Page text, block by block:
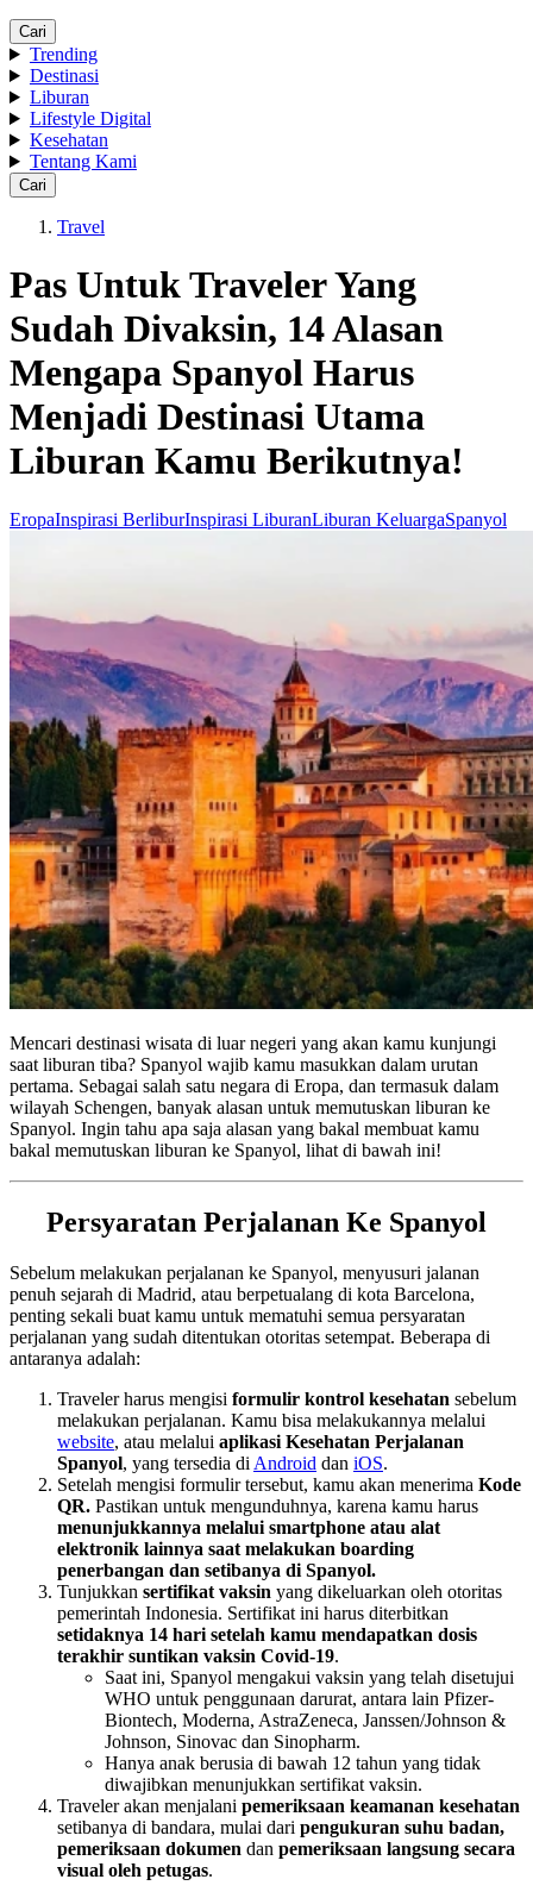
Cari
Trending
Destinasi
Liburan
Lifestyle Digital
Kesehatan
Tentang Kami
Cari
Travel
Pas Untuk Traveler Yang
Sudah Divaksin, 14 Alasan
Mengapa Spanyol Harus
Menjadi Destinasi Utama
Liburan Kamu Berikutnya!
EropaInspirasi BerliburInspirasi LiburanLiburan KeluargaSpanyol
Mencari destinasi wisata di luar negeri yang akan kamu kunjungi
saat liburan tiba? Spanyol wajib kamu masukkan dalam urutan
pertama. Sebagai salah satu negara di Eropa, dan termasuk dalam
wilayah Schengen, banyak alasan untuk memutuskan liburan ke
Spanyol. Ingin tahu apa saja alasan yang bakal membuat kamu
bakal memutuskan liburan ke Spanyol, lihat di bawah ini!
Persyaratan Perjalanan Ke Spanyol
Sebelum melakukan perjalanan ke Spanyol, menyusuri jalanan
penuh sejarah di Madrid, atau berpetualang di kota Barcelona,
penting sekali buat kamu untuk mematuhi semua persyaratan
perjalanan yang sudah ditentukan otoritas setempat. Beberapa di
antaranya adalah:
Traveler harus mengisi formulir kontrol kesehatan sebelum
melakukan perjalanan. Kamu bisa melakukannya melalui
website, atau melalui aplikasi Kesehatan Perjalanan
Spanyol, yang tersedia di Android dan iOS.
Setelah mengisi formulir tersebut, kamu akan menerima Kode
QR. Pastikan untuk mengunduhnya, karena kamu harus
menunjukkannya melalui smartphone atau alat
elektronik lainnya saat melakukan boarding
penerbangan dan setibanya di Spanyol.
Tunjukkan sertifikat vaksin yang dikeluarkan oleh otoritas
pemerintah Indonesia. Sertifikat ini harus diterbitkan
setidaknya 14 hari setelah kamu mendapatkan dosis
terakhir suntikan vaksin Covid-19.
Saat ini, Spanyol mengakui vaksin yang telah disetujui
WHO untuk penggunaan darurat, antara lain Pfizer-
Biontech, Moderna, AstraZeneca, Janssen/Johnson &
Johnson, Sinovac dan Sinopharm.
Hanya anak berusia di bawah 12 tahun yang tidak
diwajibkan menunjukkan sertifikat vaksin.
Traveler akan menjalani pemeriksaan keamanan kesehatan
setibanya di bandara, mulai dari pengukuran suhu badan,
pemeriksaan dokumen dan pemeriksaan langsung secara
visual oleh petugas.